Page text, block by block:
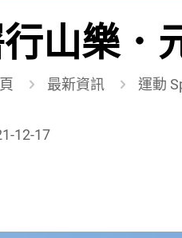
山樂．
最新資訊 運動
12-17